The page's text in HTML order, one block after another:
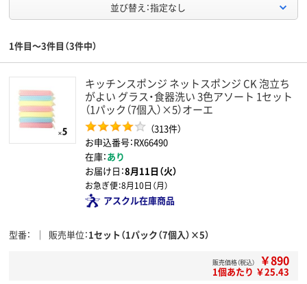
並び替え：指定なし
1件目～3件目（3件中）
キッチンスポンジ ネットスポンジ CK 泡立ち
がよい グラス・食器洗い 3色アソート 1セット
（1パック（7個入）×5）オーエ
（313件）
お申込番号：RX66490
在庫：あり
お届け日：8月11日（火）
お急ぎ便：8月10日（月）
アスクル在庫商品
型番 販売単位 1セット（1パック（7個入）×5）
販売価格（税込） ￥890
1個あたり ￥25.43